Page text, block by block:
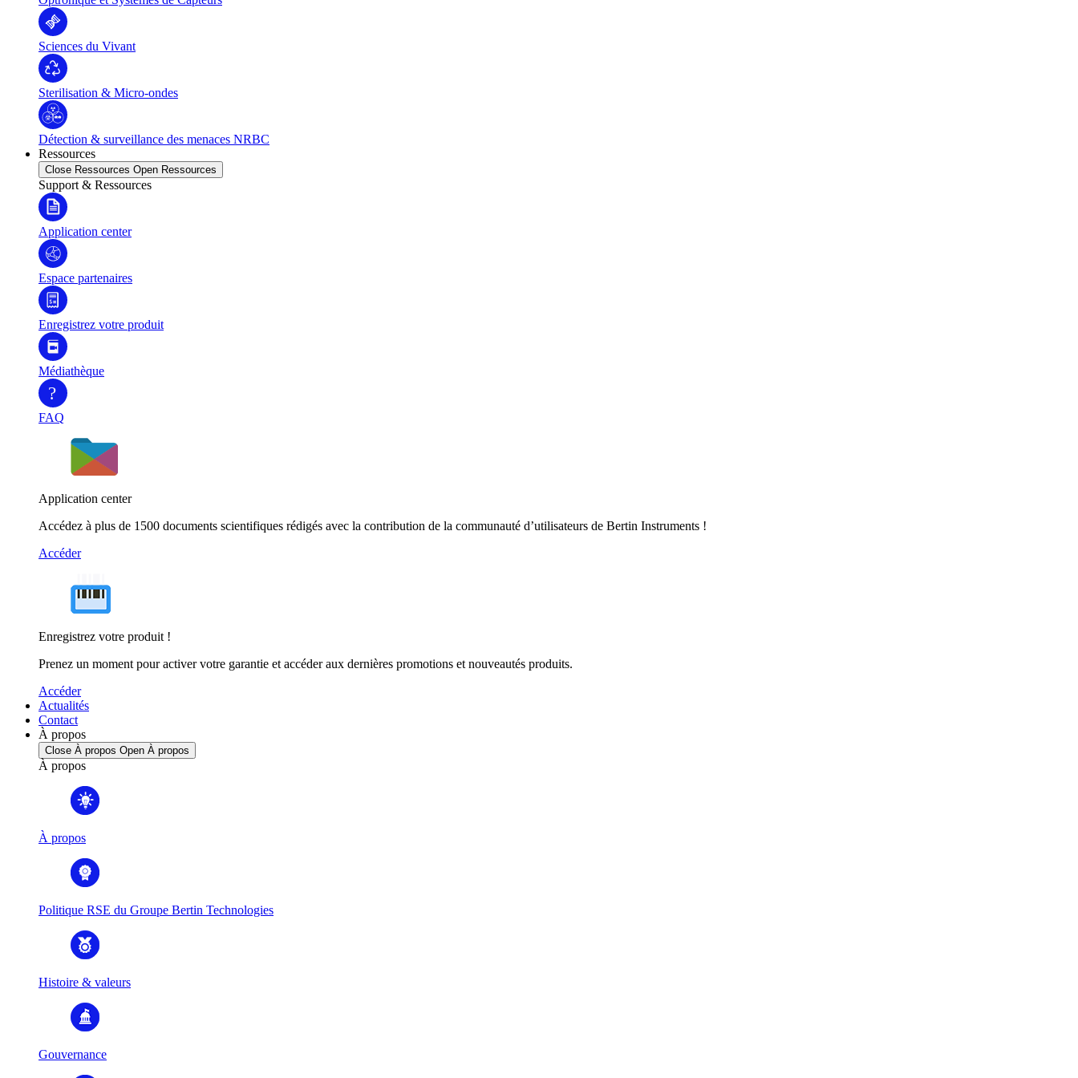
Sciences du Vivant
Sterilisation & Micro-ondes
Détection & surveillance des menaces NRBC
Ressources
Close Ressources Open Ressources
Support & Ressources
Application center
Espace partenaires
Enregistrez votre produit
Médiathèque
?
FAQ
Application center
Accédez à plus de 1500 documents scientifiques rédigés avec la contribution de la communauté d’utilisateurs de Bertin Instruments !
Accéder
Enregistrez votre produit !
Prenez un moment pour activer votre garantie et accéder aux dernières promotions et nouveautés produits.
Accéder
Actualités
Contact
À propos
Close À propos Open À propos
À propos
À propos
Politique RSE du Groupe Bertin Technologies
Histoire & valeurs
Gouvernance